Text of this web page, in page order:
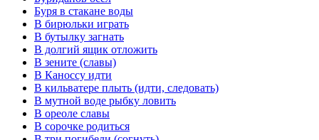
Буря в стакане воды
В бирюльки играть
В бутылку загнать
В долгий ящик отложить
В зените (славы)
В Каноссу идти
В кильватере плыть (идти, следовать)
В мутной воде рыбку ловить
В ореоле славы
В сорочке родиться